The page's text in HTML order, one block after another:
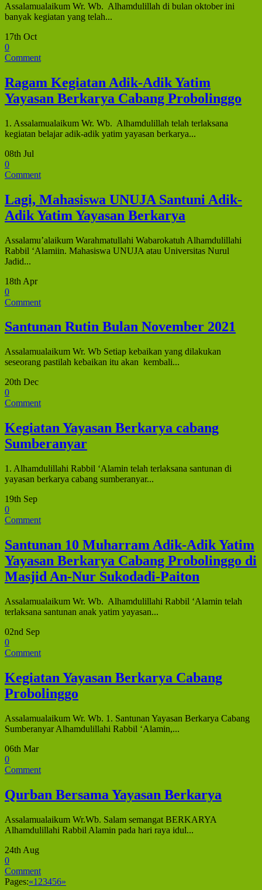
Assalamualaikum Wr. Wb. Alhamdulillah di bulan oktober ini
banyak kegiatan yang telah...
17th Oct
0
Comment
Ragam Kegiatan Adik-Adik Yatim
Yayasan Berkarya Cabang Probolinggo
1. Assalamualaikum Wr. Wb. Alhamdulillah telah terlaksana
kegiatan belajar adik-adik yatim yayasan berkarya...
08th Jul
0
Comment
Lagi, Mahasiswa UNUJA Santuni Adik-
Adik Yatim Yayasan Berkarya
Assalamu’alaikum Warahmatullahi Wabarokatuh Alhamdulillahi
Rabbil ‘Alamiin. Mahasiswa UNUJA atau Universitas Nurul
Jadid...
18th Apr
0
Comment
Santunan Rutin Bulan November 2021
Assalamualaikum Wr. Wb Setiap kebaikan yang dilakukan
seseorang pastilah kebaikan itu akan kembali...
20th Dec
0
Comment
Kegiatan Yayasan Berkarya cabang
Sumberanyar
1. Alhamdulillahi Rabbil ‘Alamin telah terlaksana santunan di
yayasan berkarya cabang sumberanyar...
19th Sep
0
Comment
Santunan 10 Muharram Adik-Adik Yatim
Yayasan Berkarya Cabang Probolinggo di
Masjid An-Nur Sukodadi-Paiton
Assalamualaikum Wr. Wb. Alhamdulillahi Rabbil ‘Alamin telah
terlaksana santunan anak yatim yayasan...
02nd Sep
0
Comment
Kegiatan Yayasan Berkarya Cabang
Probolinggo
Assalamualaikum Wr. Wb. 1. Santunan Yayasan Berkarya Cabang
Sumberanyar Alhamdulillahi Rabbil ‘Alamin,...
06th Mar
0
Comment
Qurban Bersama Yayasan Berkarya
Assalamualaikum Wr.Wb. Salam semangat BERKARYA
Alhamdulillahi Rabbil Alamin pada hari raya idul...
24th Aug
0
Comment
Pages:«1 23456»